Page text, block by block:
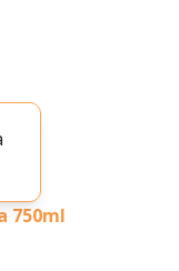
750ml